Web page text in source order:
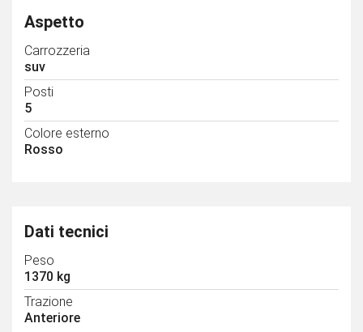
Aspetto
Carrozzeria
suv
Posti
5
Colore esterno
Rosso
Dati tecnici
Peso
1370 kg
Trazione
Anteriore